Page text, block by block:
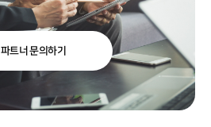
파트너 문의하기